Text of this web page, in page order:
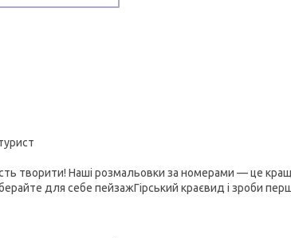
творити! Наші розмальовки за номерами — це
для себе пейзажГірський краєвид і зроби